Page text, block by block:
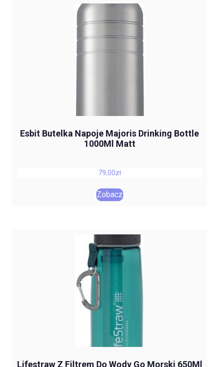
Esbit Butelka Napoje Majoris Drinking Bottle
1000Ml Matt
79,00zł
Zobacz
Lifestraw Z Filtrem Do Wody Go Morski 650Ml